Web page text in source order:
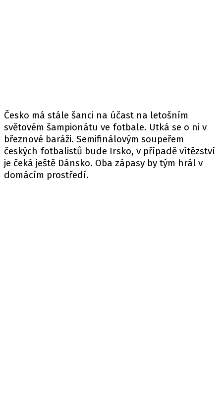
Česko má stále šanci na účast na letošním
světovém šampionátu ve fotbale. Utká se o ni v
březnové baráži. Semifinálovým soupeřem
českých fotbalistů bude Irsko, v případě vítězství
je čeká ještě Dánsko. Oba zápasy by tým hrál v
domácím prostředí.